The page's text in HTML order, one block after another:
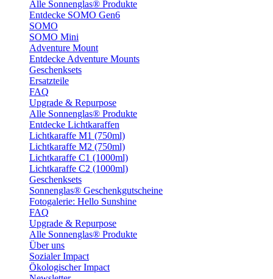
Alle Sonnenglas® Produkte
Entdecke SOMO Gen6
SOMO
SOMO Mini
Adventure Mount
Entdecke Adventure Mounts
Geschenksets
Ersatzteile
FAQ
Upgrade & Repurpose
Alle Sonnenglas® Produkte
Entdecke Lichtkaraffen
Lichtkaraffe M1 (750ml)
Lichtkaraffe M2 (750ml)
Lichtkaraffe C1 (1000ml)
Lichtkaraffe C2 (1000ml)
Geschenksets
Sonnenglas® Geschenkgutscheine
Fotogalerie: Hello Sunshine
FAQ
Upgrade & Repurpose
Alle Sonnenglas® Produkte
Über uns
Sozialer Impact
Ökologischer Impact